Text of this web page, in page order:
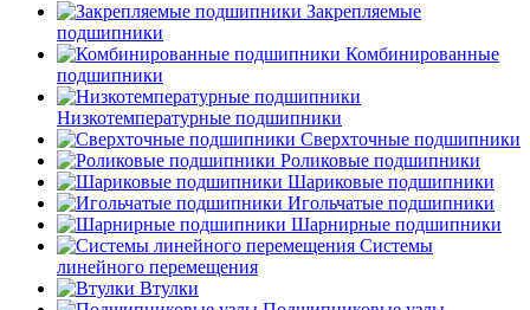
Закрепляемые
подшипники
Комбинированные
подшипники
Низкотемпературные подшипники
Сверхточные подшипники
Роликовые подшипники
Шариковые подшипники
Игольчатые подшипники
Шарнирные подшипники
Системы
линейного перемещения
Втулки